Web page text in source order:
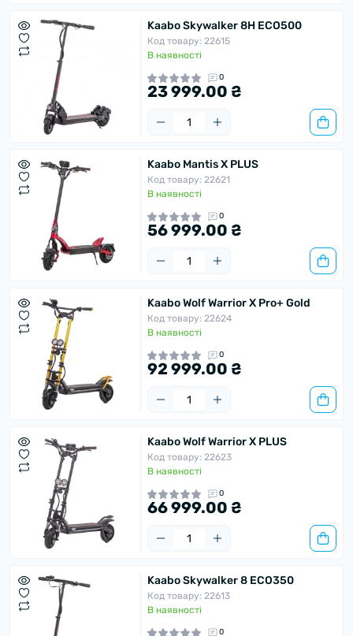
Kaabo Skywalker 8H ECO500
Код товару: 22615
В наявності
0
23 999.00 ₴
Kaabo Mantis X PLUS
Код товару: 22621
В наявності
0
56 999.00 ₴
Kaabo Wolf Warrior X Pro+ Gold
Код товару: 22624
В наявності
0
92 999.00 ₴
Kaabo Wolf Warrior X PLUS
Код товару: 22623
В наявності
0
66 999.00 ₴
Kaabo Skywalker 8 ECO350
Код товару: 22613
В наявності
0